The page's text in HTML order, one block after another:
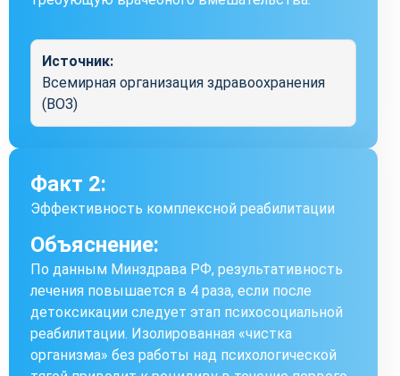
Источник:
Всемирная организация здравоохранения
(ВОЗ)
Факт 2:
Эффективность комплексной реабилитации
Объяснение:
По данным Минздрава РФ, результативность
лечения повышается в 4 раза, если после
детоксикации следует этап психосоциальной
реабилитации. Изолированная «чистка
организма» без работы над психологической